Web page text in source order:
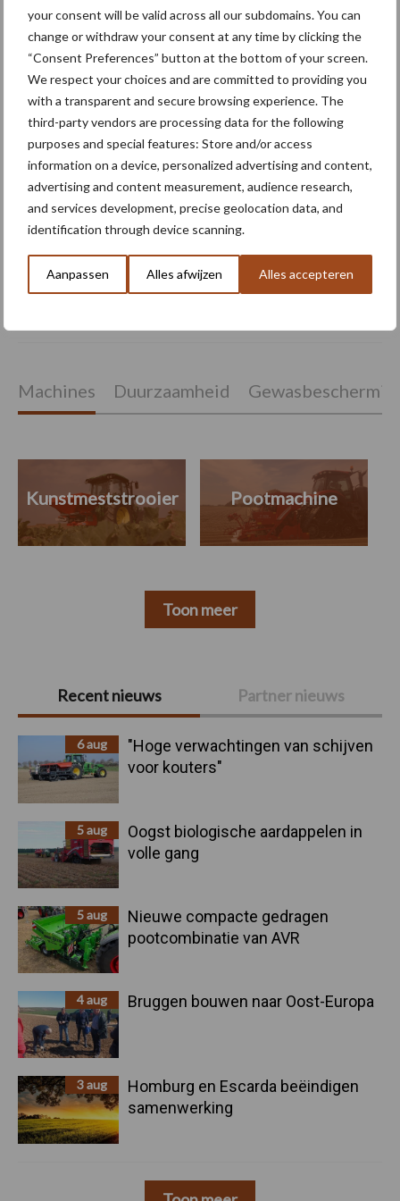
your consent will be valid across all our subdomains. You can
change or withdraw your consent at any time by clicking the
“Consent Preferences” button at the bottom of your screen.
We respect your choices and are committed to providing you
with a transparent and secure browsing experience. The
third-party vendors are processing data for the following
purposes and special features: Store and/or access
information on a device, personalized advertising and content,
advertising and content measurement, audience research,
and services development, precise geolocation data, and
identification through device scanning.
Aanpassen Alles afwijzen Alles accepteren
Primaire
Sidebar
Recent nieuws Partner nieuws
6 aug
"Hoge verwachtingen van schijven
voor kouters"
5 aug
Oogst biologische aardappelen in
volle gang
5 aug
Nieuwe compacte gedragen
pootcombinatie van AVR
4 aug Bruggen bouwen naar Oost-Europa
3 aug
Homburg en Escarda beëindigen
samenwerking
Pöttinger brengt Puro H
3000-precisiezaaimachine
in 2027 op Europese markt
Eerste DUO zaaimachines
van ZOCON uitgeleverd
Väderstad toont volgende
generatie Tempo T
Machines Duurzaamheid
Kunstmeststrooier Pootmachine
Toon meer